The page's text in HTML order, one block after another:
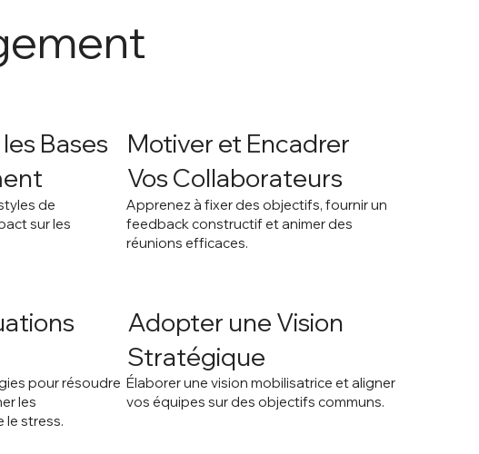
Bases
de
sur les
Motiver et Encadrer
Vos Collaborateurs
Apprenez à fixer des objectifs, fournir un
feedback constructif et animer des
réunions efficaces.
pour résoudre
les
le stress.
Adopter une Vision
Stratégique
Élaborer une vision mobilisatrice et aligner
vos équipes sur des objectifs communs.